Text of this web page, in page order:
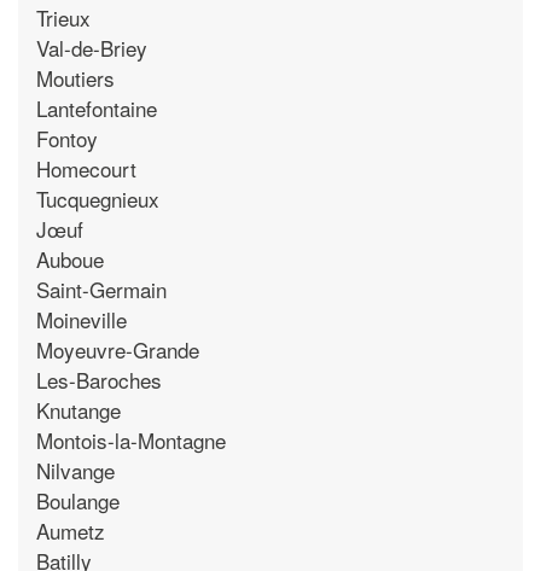
Trieux
Val-de-Briey
Moutiers
Lantefontaine
Fontoy
Homecourt
Tucquegnieux
Jœuf
Auboue
Saint-Germain
Moineville
Moyeuvre-Grande
Les-Baroches
Knutange
Montois-la-Montagne
Nilvange
Boulange
Aumetz
Batilly